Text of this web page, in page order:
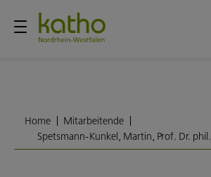
Home
Mitarbeitende
Spetsmann-Kunkel, Martin, Prof. Dr. phil.